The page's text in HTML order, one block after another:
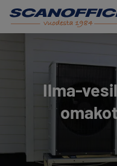
Ilma-